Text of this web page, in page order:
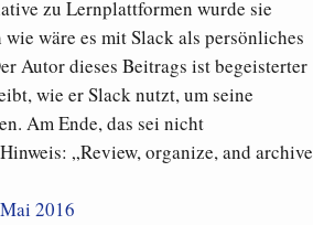
zu Lernplattformen wurde sie
wie wäre es mit Slack als persönliches
Autor dieses Beitrags ist begeisterter
wie er Slack nutzt, um seine
Am Ende, das sei nicht
„Review, organize, and archive
2016